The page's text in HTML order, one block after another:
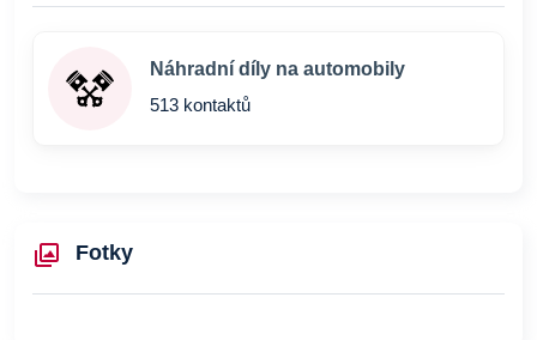
Náhradní díly na automobily
513 kontaktů
Fotky